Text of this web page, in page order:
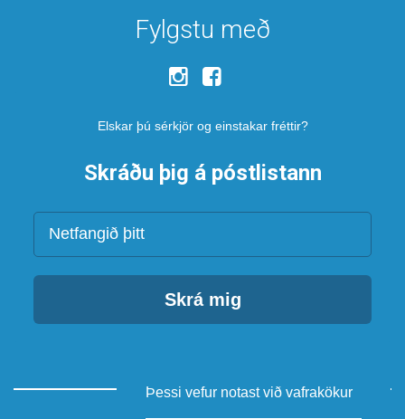
Þessi vefur notast við vafrakökur
Fylgstu með
Elskar þú sérkjör og einstakar fréttir?
Skráðu þig á póstlistann
Netfang
Skrá mig